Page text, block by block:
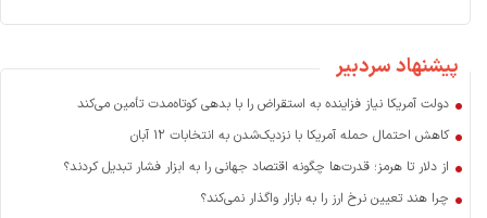
پیشنهاد سردبیر
دولت آمریکا نیاز فزاینده به استقراض را با بدهی کوتاه‌مدت تأمین می‌کند
کاهش احتمال حمله آمریکا با نزدیک‌شدن به انتخابات ۱۲ آبان
از دلار تا هرمز؛ قدرت‌ها چگونه اقتصاد جهانی را به ابزار فشار تبدیل کردند؟
چرا هند تعیین نرخ ارز را به بازار واگذار نمی‌کند؟